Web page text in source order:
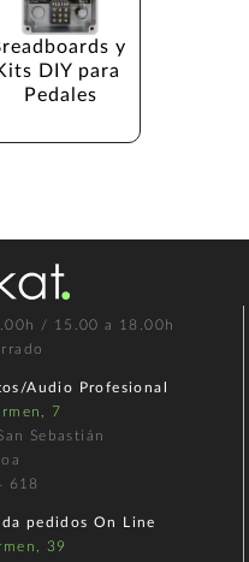
y
DIY para
Pedales
/ 15.00 a 18.00h
Audio Profesional
7
Sebastián
618
pedidos On Line
39